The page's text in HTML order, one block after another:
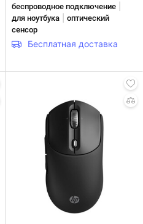
беспроводное подключение
для ноутбука
оптический
сенсор
Бесплатная доставка